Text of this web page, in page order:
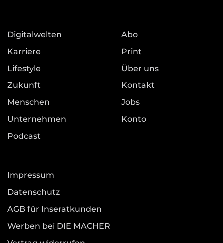
Digitalwelten
Karriere
Lifestyle
Zukunft
Menschen
Unternehmen
Podcast
Abo
Print
Über uns
Kontakt
Jobs
Konto
Impressum
Datenschutz
AGB für Inseratkunden
Werben bei DIE MACHER